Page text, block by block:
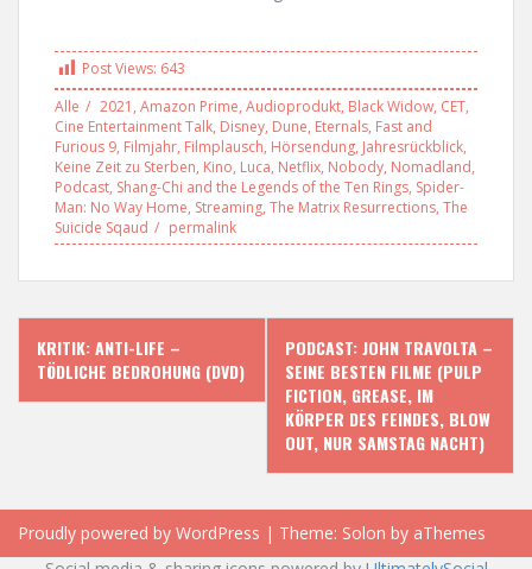
Post Views: 643
Alle
2021 , Amazon Prime, Audioprodukt, Black Widow, CET,
Cine Entertainment Talk, Disney, Dune, Eternals, Fast and
Furious 9, Filmjahr, Filmplausch, Hörsendung, Jahresrückblick,
Keine Zeit zu Sterben, Kino, Luca, Netflix, Nobody, Nomadland,
Podcast, Shang-Chi and the Legends of the Ten Rings, Spider-
Man: No Way Home, Streaming, The Matrix Resurrections, The
Suicide Sqaud
permalink
P
o
t
n
KRITIK: ANTI-LIFE –
TÖDLICHE BEDROHUNG (DVD)
PODCAST: JOHN TRAVOLTA –
SEINE BESTEN FILME (PULP
FICTION, GREASE, IM
KÖRPER DES FEINDES, BLOW
OUT, NUR SAMSTAG NACHT)
Proudly powered by WordPress | Theme: Solon by aThemes